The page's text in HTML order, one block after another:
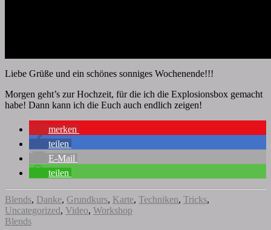
Liebe Grüße und ein schönes sonniges Wochenende!!!
Morgen geht’s zur Hochzeit, für die ich die Explosionsbox gemacht
habe! Dann kann ich die Euch auch endlich zeigen!
merken
teilen
E-Mail
teilen
Blends, Danke, Grundkurs, Karte, Techniken, Tricks,
Uncategorized, Video, Workshop
Blends